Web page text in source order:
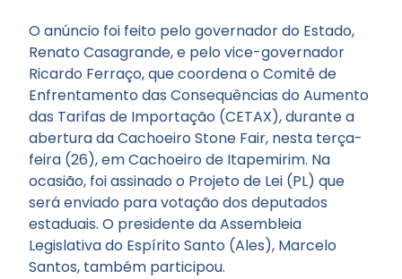
O anúncio foi feito pelo governador do Estado,
Renato Casagrande, e pelo vice-governador
Ricardo Ferraço, que coordena o Comitê de
Enfrentamento das Consequências do Aumento
das Tarifas de Importação (CETAX), durante a
abertura da Cachoeiro Stone Fair, nesta terça-
feira (26), em Cachoeiro de Itapemirim. Na
ocasião, foi assinado o Projeto de Lei (PL) que
será enviado para votação dos deputados
estaduais. O presidente da Assembleia
Legislativa do Espírito Santo (Ales), Marcelo
Santos, também participou.